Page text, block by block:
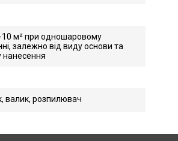
10 м² при одношаровому
залежно від виду основи та
нанесення
валик, розпилювач